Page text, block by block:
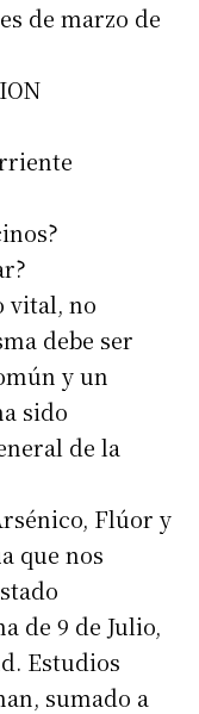
de marzo de
vital, no
debe ser
y un
sido
de la
Flúor y
que nos
de 9 de Julio,
Estudios
sumado a